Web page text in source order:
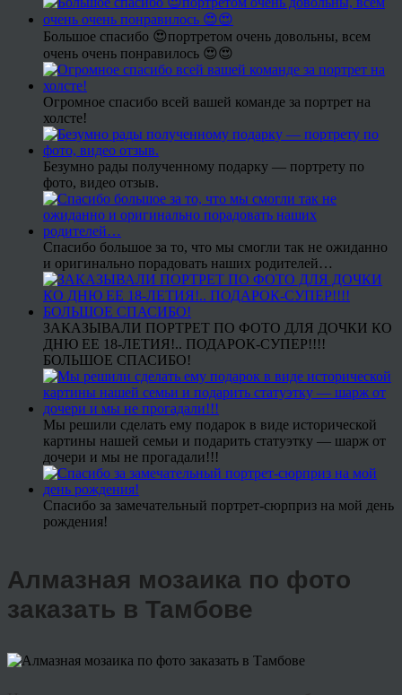
Большое спасибо 😍портретом очень довольны, всем
очень очень понравилось 😍😍
Огромное спасибо всей вашей команде за портрет на
холсте!
Безумно рады полученному подарку — портрету по
фото, видео отзыв.
Спасибо большое за то, что мы смогли так не ожиданно
и оригинально порадовать наших родителей…
ЗАКАЗЫВАЛИ ПОРТРЕТ ПО ФОТО ДЛЯ ДОЧКИ КО
ДНЮ ЕЕ 18-ЛЕТИЯ!.. ПОДАРОК-СУПЕР!!!!
БОЛЬШОЕ СПАСИБО!
Мы решили сделать ему подарок в виде исторической
картины нашей семьи и подарить статуэтку — шарж от
дочери и мы не прогадали!!!
Спасибо за замечательный портрет-сюрприз на мой день
рождения!
Алмазная мозаика по фото
заказать в Тамбове